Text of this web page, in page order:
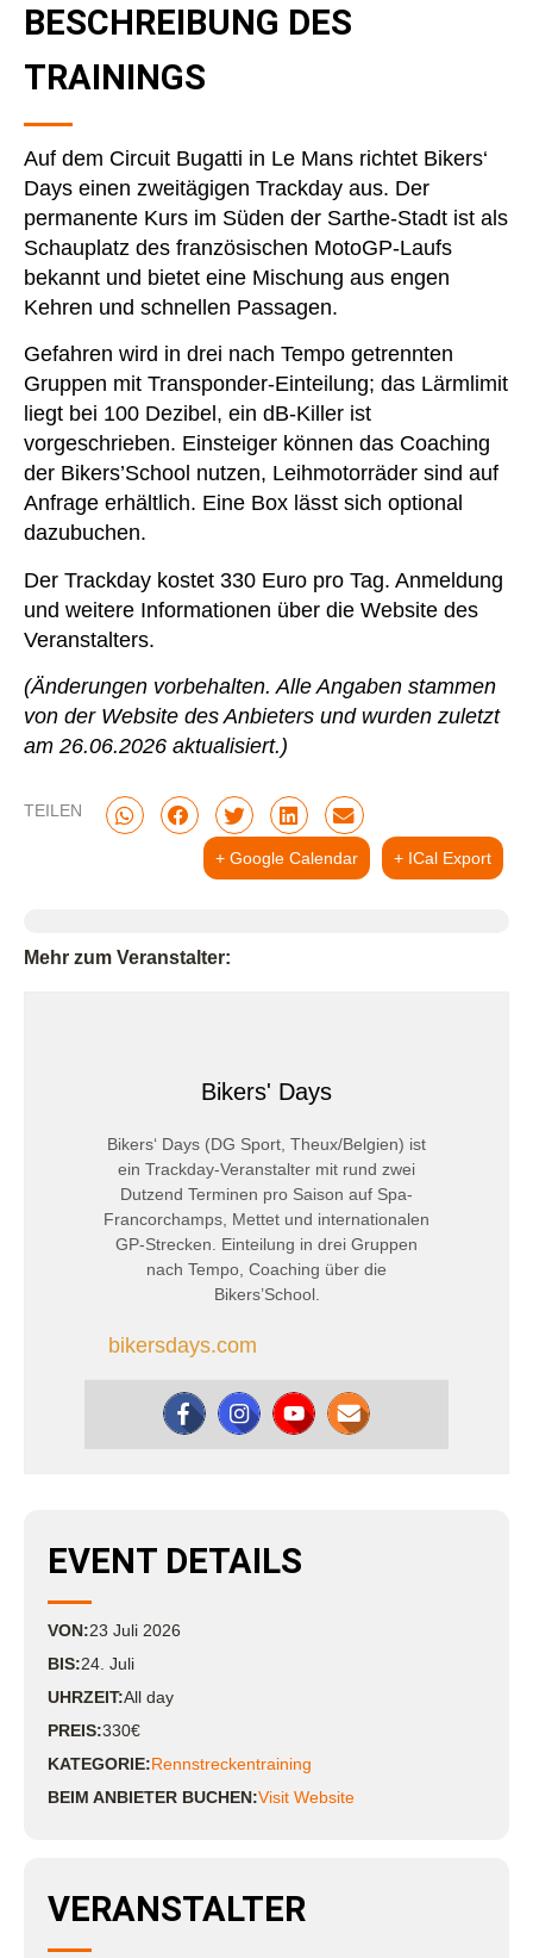
BESCHREIBUNG DES
TRAININGS
Auf dem Circuit Bugatti in Le Mans richtet Bikers‘
Days einen zweitägigen Trackday aus. Der
permanente Kurs im Süden der Sarthe-Stadt ist als
Schauplatz des französischen MotoGP-Laufs
bekannt und bietet eine Mischung aus engen
Kehren und schnellen Passagen.
Gefahren wird in drei nach Tempo getrennten
Gruppen mit Transponder-Einteilung; das Lärmlimit
liegt bei 100 Dezibel, ein dB-Killer ist
vorgeschrieben. Einsteiger können das Coaching
der Bikers’School nutzen, Leihmotorräder sind auf
Anfrage erhältlich. Eine Box lässt sich optional
dazubuchen.
Der Trackday kostet 330 Euro pro Tag. Anmeldung
und weitere Informationen über die Website des
Veranstalters.
(Änderungen vorbehalten. Alle Angaben stammen
von der Website des Anbieters und wurden zuletzt
am 26.06.2026 aktualisiert.)
TEILEN
+ Google Calendar + ICal Export
Mehr zum Veranstalter:
Bikers' Days
Bikers‘ Days (DG Sport, Theux/Belgien) ist
ein Trackday-Veranstalter mit rund zwei
Dutzend Terminen pro Saison auf Spa-
Francorchamps, Mettet und internationalen
GP-Strecken. Einteilung in drei Gruppen
nach Tempo, Coaching über die
Bikers’School.
bikersdays.com
EVENT DETAILS
VON:23 Juli 2026
BIS:24. Juli
UHRZEIT:All day
PREIS:330€
KATEGORIE:Rennstreckentraining
BEIM ANBIETER BUCHEN:Visit Website
VERANSTALTER